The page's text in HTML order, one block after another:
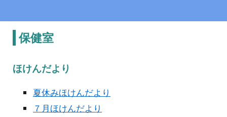
保健室
ほけんだより
夏休みほけんだより
７月ほけんだより